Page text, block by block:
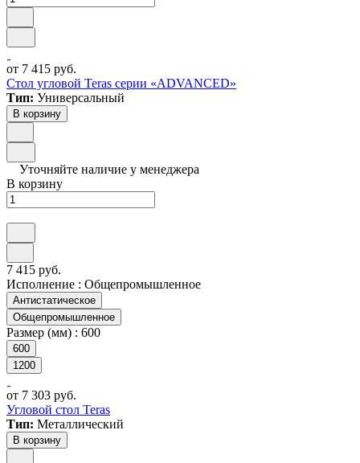
от 7 415 руб.
Стол угловой Teras серии «ADVANCED»
Тип: Универсальный
В корзину
Уточняйте наличие у менеджера
В корзину
7 415 руб.
Исполнение : Общепромышленное
Антистатическое
Общепромышленное
Размер (мм) : 600
600
1200
от 7 303 руб.
Угловой стол Teras
Тип: Металлический
В корзину